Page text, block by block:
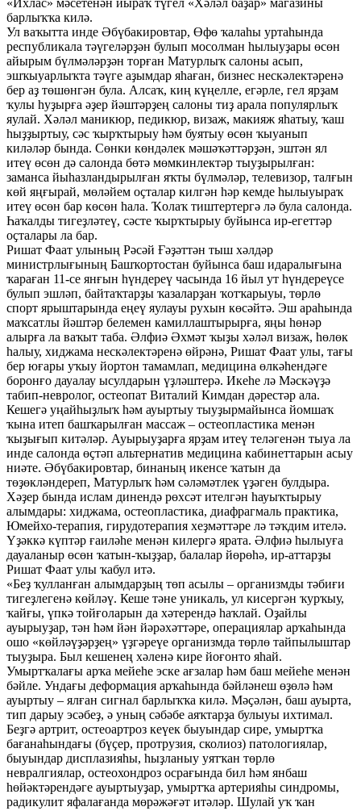
барлыҡҡа килә.
Ул ваҡытта инде Әбүбакировтар, Өфө ҡалаһы уртаһында
республикала тәүгеләрҙән булып мосолман һылыуҙары өсөн
айырым бүлмәләрҙән торған Матурлыҡ салоны асып,
эшҡыуарлыҡта тәүге аҙымдар яһаған, бизнес нескәлектәренә
бер аҙ төшөнгән була. Алсаҡ, киң күңелле, егәрле, гел ярҙам
ҡулы һуҙырға әҙер йәштәрҙең салоны тиҙ арала популярлыҡ
яулай. Хәләл маникюр, педикюр, визаж, макияж яһатыу, ҡаш
һыҙҙыртыу, сәс ҡырҡтырыу һәм буятыу өсөн ҡыуанып
киләләр бында. Сөнки көндәлек мәшәҡәттәрҙән, эштән ял
итеү өсөн дә салонда бөтә мөмкинлектәр тыуҙырылған:
заманса йыһазландырылған яҡты бүлмәләр, телевизор, талғын
көй яңғырай, мөләйем оҫталар килгән һәр кемде һылыуыраҡ
итеү өсөн бар көсөн һала. Ҡолаҡ тиштертергә лә була салонда.
Һаҡалды тигеҙләтеү, сәсте ҡырҡтырыу буйынса ир-егеттәр
оҫталары ла бар.
Ришат Фаат улының Рәсәй Ғәҙәттән тыш хәлдәр
министрлығының Башҡортостан буйынса баш идаралығына
ҡараған 11-се янғын һүндереү часында 16 йыл ут һүндереүсе
булып эшләп, байтаҡтарҙы ҡазаларҙан ҡотҡарыуы, төрлө
спорт ярыштарында еңеү яулауы рухын көсәйтә. Эш араһында
маҡсатлы йәштәр белемен камиллаштырырға, яңы һөнәр
алырға ла ваҡыт таба. Әлфиә Әхмәт ҡыҙы хәләл визаж, һөлөк
һалыу, хиджама нескәлектәренә өйрәнә, Ришат Фаат улы, тағы
бер юғары уҡыу йортон тамамлап, медицина өлкәһендәге
боронғо дауалау ысулдарын үҙләштерә. Икеһе лә Мәскәүҙә
табип-невролог, остеопат Виталий Кимдан дәрестәр ала.
Кешегә уңайһыҙлыҡ һәм ауыртыу тыуҙырмайынса йомшаҡ
ҡына итеп башҡарылған массаж – остеопластика менән
ҡыҙығып китәләр. Ауырыуҙарға ярҙам итеү теләгенән тыуа ла
инде салонда өҫтәп альтернатив медицина кабинеттарын асыу
ниәте. Әбүбакировтар, бинаның икенсе ҡатын да
төҙөкләндереп, Матурлыҡ һәм сәләмәтлек үҙәген булдыра.
Хәҙер бында ислам динендә рөхсәт ителгән һауыҡтырыу
алымдары: хиджама, остеопластика, диафрагмаль практика,
Юмейхо-терапия, гирудотерапия хеҙмәттәре лә тәҡдим ителә.
Үҙәккә күптәр ғаиләһе менән килергә ярата. Әлфиә һылыуға
дауаланыр өсөн ҡатын-ҡыҙҙар, балалар йөрөһә, ир-аттарҙы
Ришат Фаат улы ҡабул итә.
«Беҙ ҡулланған алымдарҙың төп асылы – организмды тәбиғи
тигеҙлегенә көйләү. Кеше тәне уникаль, ул кисергән ҡурҡыу,
ҡайғы, үпкә тойғоларын да хәтерендә һаҡлай. Оҙайлы
ауырыуҙар, тән һәм йән йәрәхәттәре, операциялар арҡаһында
ошо «көйләүҙәрҙең» үҙгәреүе организмда төрлө тайпылыштар
тыуҙыра. Был кешенең хәленә кире йоғонто яһай.
Умыртҡалағы арҡа мейеһе эске ағзалар һәм баш мейеһе менән
бәйле. Ундағы деформация арҡаһында бәйләнеш өҙөлә һәм
ауыртыу – ялған сигнал барлыҡҡа килә. Мәҫәлән, баш ауырта,
тип дарыу эсәбеҙ, ә уның сәбәбе аяҡтарҙа булыуы ихтимал.
Беҙгә артрит, остеоартроз кеүек быуындар сире, умыртҡа
бағанаһындағы (бүҫер, протрузия, сколиоз) патологиялар,
быуындар дисплазияһы, һыҙланыу уятҡан төрлө
невралгиялар, остеохондроз осрағында бил һәм янбаш
һөйәктәрендәге ауыртыуҙар, умыртҡа артерияһы синдромы,
радикулит яфалағанда мөрәжәғәт итәләр. Шулай уҡ ҡан